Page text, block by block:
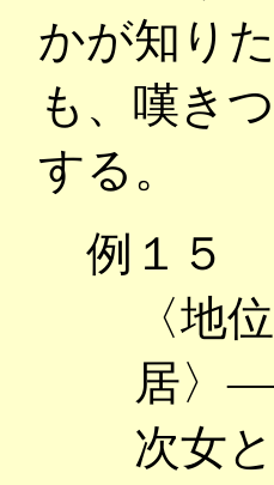
かが知り
も、嘆き
する。
例１５
〈地
居〉
次女